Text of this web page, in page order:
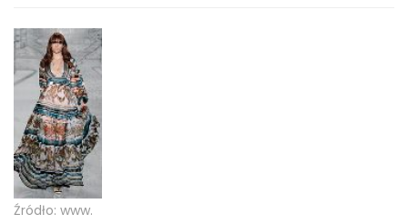
stylu
boho
–
z
czego
ją
zrobić?
Przewodnik
po
stylu
Źródło: www.